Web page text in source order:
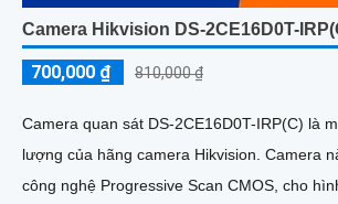
Camera Hikvision DS-2CE16D0T-
700,000 ₫ 810,000 ₫
Camera quan sát DS-2CE16D0T-IRP(C) là
lượng của hãng camera Hikvision. Camera này được trang bị
công nghệ Progressive Scan CMOS, cho